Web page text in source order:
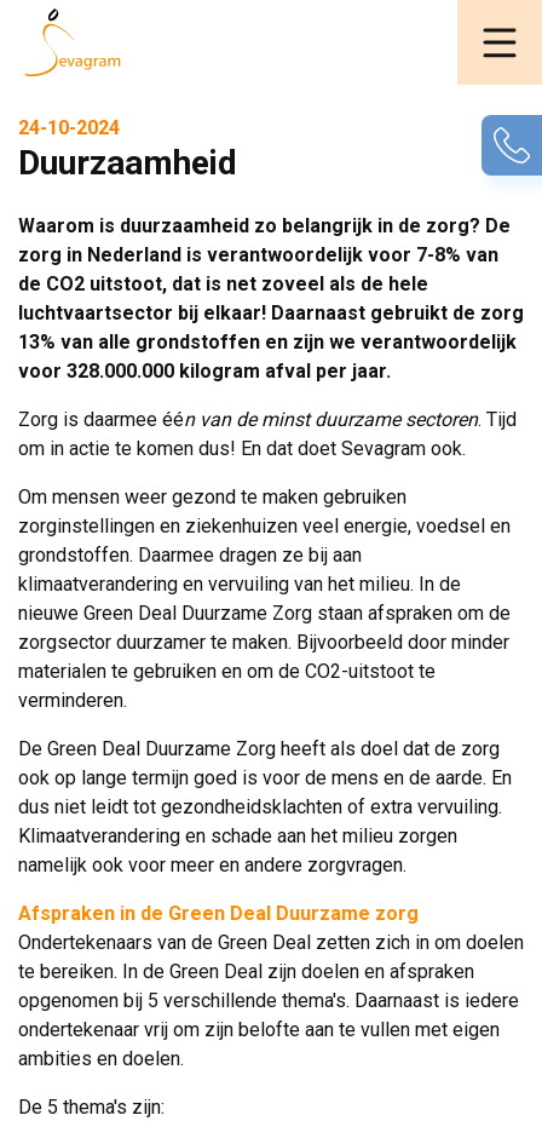
24-10-2024
Duurzaamheid
Waarom is duurzaamheid zo belangrijk in de zorg? De
zorg in Nederland is verantwoordelijk voor 7-8% van
de CO2 uitstoot, dat is net zoveel als de hele
luchtvaartsector bij elkaar! Daarnaast gebruikt de zorg
13% van alle grondstoffen en zijn we verantwoordelijk
voor 328.000.000 kilogram afval per jaar.
Zorg is daarmee één van de minst duurzame sectoren. Tijd
om in actie te komen dus! En dat doet Sevagram ook.
Om mensen weer gezond te maken gebruiken
zorginstellingen en ziekenhuizen veel energie, voedsel en
grondstoffen. Daarmee dragen ze bij aan
klimaatverandering en vervuiling van het milieu. In de
nieuwe Green Deal Duurzame Zorg staan afspraken om de
zorgsector duurzamer te maken. Bijvoorbeeld door minder
materialen te gebruiken en om de CO2-uitstoot te
verminderen.
De Green Deal Duurzame Zorg heeft als doel dat de zorg
ook op lange termijn goed is voor de mens en de aarde. En
dus niet leidt tot gezondheidsklachten of extra vervuiling.
Klimaatverandering en schade aan het milieu zorgen
namelijk ook voor meer en andere zorgvragen.
Afspraken in de Green Deal Duurzame zorg
Ondertekenaars van de Green Deal zetten zich in om doelen
te bereiken. In de Green Deal zijn doelen en afspraken
opgenomen bij 5 verschillende thema's. Daarnaast is iedere
ondertekenaar vrij om zijn belofte aan te vullen met eigen
ambities en doelen.
De 5 thema's zijn: